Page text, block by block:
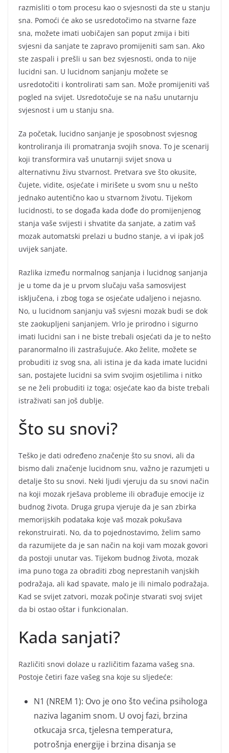
razmisliti o tom procesu kao o svjesnosti da ste u stanju
sna. Pomoći će ako se usredotočimo na stvarne faze
sna, možete imati uobičajen san poput zmija i biti
svjesni da sanjate te zapravo promijeniti sam san. Ako
ste zaspali i prešli u san bez svjesnosti, onda to nije
lucidni san. U lucidnom sanjanju možete se
usredotočiti i kontrolirati sam san. Može promijeniti vaš
pogled na svijet. Usredotočuje se na našu unutarnju
svjesnost i um u stanju sna.
Za početak, lucidno sanjanje je sposobnost svjesnog
kontroliranja ili promatranja svojih snova. To je scenarij
koji transformira vaš unutarnji svijet snova u
alternativnu živu stvarnost. Pretvara sve što okusite,
čujete, vidite, osjećate i mirišete u svom snu u nešto
jednako autentično kao u stvarnom životu. Tijekom
lucidnosti, to se događa kada dođe do promijenjenog
stanja vaše svijesti i shvatite da sanjate, a zatim vaš
mozak automatski prelazi u budno stanje, a vi ipak još
uvijek sanjate.
Razlika između normalnog sanjanja i lucidnog sanjanja
je u tome da je u prvom slučaju vaša samosvijest
isključena, i zbog toga se osjećate udaljeno i nejasno.
No, u lucidnom sanjanju vaš svjesni mozak budi se dok
ste zaokupljeni sanjanjem. Vrlo je prirodno i sigurno
imati lucidni san i ne biste trebali osjećati da je to nešto
paranormalno ili zastrašujuće. Ako želite, možete se
probuditi iz svog sna, ali istina je da kada imate lucidni
san, postajete lucidni sa svim svojim osjetilima i nitko
se ne želi probuditi iz toga; osjećate kao da biste trebali
istraživati san još dublje.
Što su snovi?
Teško je dati određeno značenje što su snovi, ali da
bismo dali značenje lucidnom snu, važno je razumjeti u
detalje što su snovi. Neki ljudi vjeruju da su snovi način
na koji mozak rješava probleme ili obrađuje emocije iz
budnog života. Druga grupa vjeruje da je san zbirka
memorijskih podataka koje vaš mozak pokušava
rekonstruirati. No, da to pojednostavimo, želim samo
da razumijete da je san način na koji vam mozak govori
da postoji unutar vas. Tijekom budnog života, mozak
ima puno toga za obraditi zbog neprestanih vanjskih
podražaja, ali kad spavate, malo je ili nimalo podražaja.
Kad se svijet zatvori, mozak počinje stvarati svoj svijet
da bi ostao oštar i funkcionalan.
Kada sanjati?
Različiti snovi dolaze u različitim fazama vašeg sna.
Postoje četiri faze vašeg sna koje su sljedeće:
N1 (NREM 1): Ovo je ono što većina psihologa
naziva laganim snom. U ovoj fazi, brzina
otkucaja srca, tjelesna temperatura,
potrošnja energije i brzina disanja se